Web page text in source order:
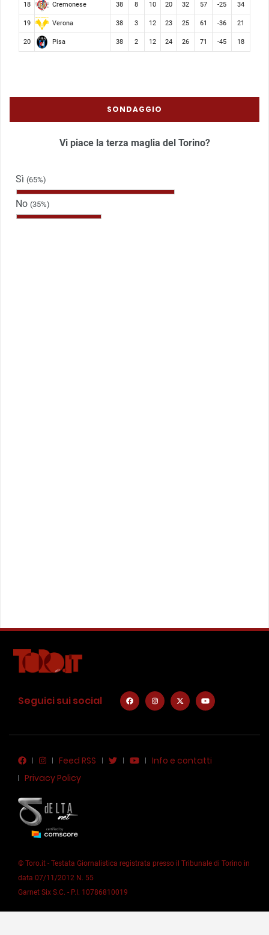
18 Cremonese 38 8 10 20 32 57 -25 34
19 Verona 38 3 12 23 25 61 -36 21
20 Pisa 38 2 12 24 26 71 -45 18
SONDAGGIO
Vi piace la terza maglia del Torino?
Sì (65%)
No (35%)
Seguici sui social
Feed RSS
Info e contatti
Privacy Policy
© Toro.it - Testata Giornalistica registrata presso il Tribunale di Torino in
data 07/11/2012 N. 55
Garnet Six S.C. - P.I. 10786810019